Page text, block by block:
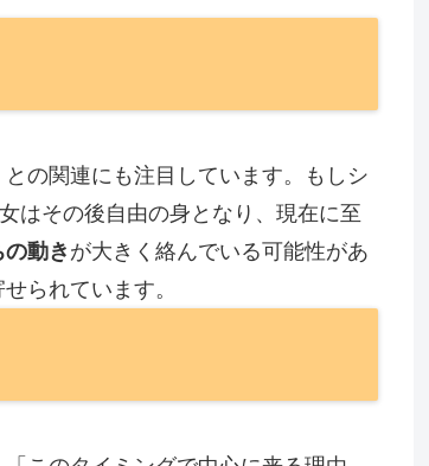
の関連にも注目しています。もしシ
はその後自由の身となり、現在に至
動き が大きく絡んでいる可能性があ
られています。